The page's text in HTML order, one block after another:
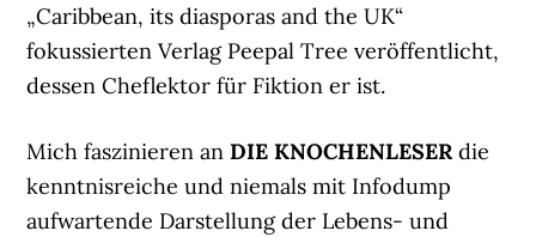
„Caribbean, its diasporas and the UK“
fokussierten Verlag Peepal Tree veröffentlicht,
dessen Cheflektor für Fiktion er ist.
Mich faszinieren anDIE KNOCHENLESERdie
kenntnisreiche und niemals mit Infodump
aufwartende Darstellung der Lebens- und